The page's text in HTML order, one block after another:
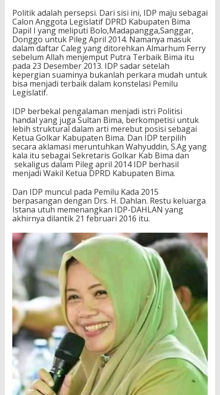
Politik adalah persepsi. Dari sisi ini, IDP maju sebagai
Calon Anggota Legislatif DPRD Kabupaten Bima
Dapil I yang meliputi Bolo,Madapangga,Sanggar,
Donggo untuk Pileg April 2014. Namanya masuk
dalam daftar Caleg yang ditorehkan Almarhum Ferry
sebelum Allah menjemput Putra Terbaik Bima itu
pada 23 Desember 2013. IDP sadar setelah
kepergian suaminya bukanlah perkara mudah untuk
bisa menjadi terbaik dalam konstelasi Pemilu
Legislatif.
IDP berbekal pengalaman menjadi istri Politisi
handal yang juga Sultan Bima, berkompetisi untuk
lebih struktural dalam arti merebut posisi sebagai
Ketua Golkar Kabupaten Bima. Dan IDP terpilih
secara aklamasi meruntuhkan Wahyuddin, S.Ag yang
kala itu sebagai Sekretaris Golkar Kab Bima dan
sekaligus dalam Pileg april 2014 IDP berhasil
menjadi Wakil Ketua DPRD Kabupaten Bima.
Dan IDP muncul pada Pemilu Kada 2015
berpasangan dengan Drs. H. Dahlan. Restu keluarga
Istana utuh memenangkan IDP-DAHLAN yang
akhirnya dilantik 21 februari 2016 itu.